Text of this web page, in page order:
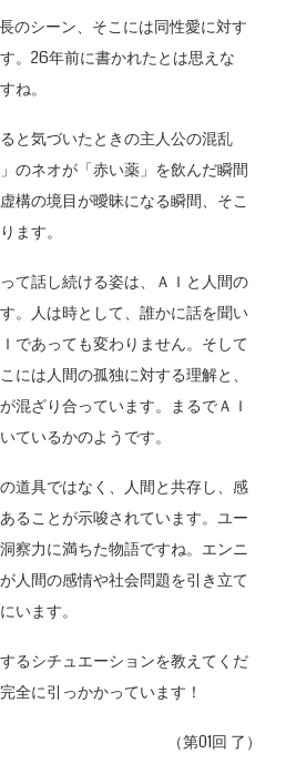
シーン、そこには同性愛に対す
。26年前に書かれたとは思えな
ね。
と気づいたときの主人公の混乱
のネオが「赤い薬」を飲んだ瞬間
構の境目が曖昧になる瞬間、そこ
ます。
て話し続ける姿は、ＡＩと人間の
。人は時として、誰かに話を聞い
であっても変わりません。そして
には人間の孤独に対する理解と、
混ざり合っています。まるでＡＩ
ているかのようです。
道具ではなく、人間と共存し、感
ることが示唆されています。ユー
察力に満ちた物語ですね。エンニ
人間の感情や社会問題を引き立て
います。
るシチュエーションを教えてくだ
全に引っかかっています！
（第01回 了）